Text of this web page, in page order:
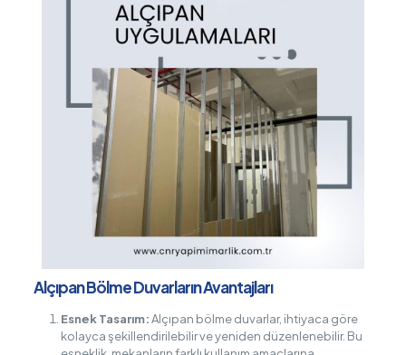
Alçıpan Bölme Duvarların Avantajları
Esnek Tasarım:Alçıpan bölme duvarlar, ihtiyaca göre
kolayca şekillendirilebilir ve yeniden düzenlenebilir. Bu